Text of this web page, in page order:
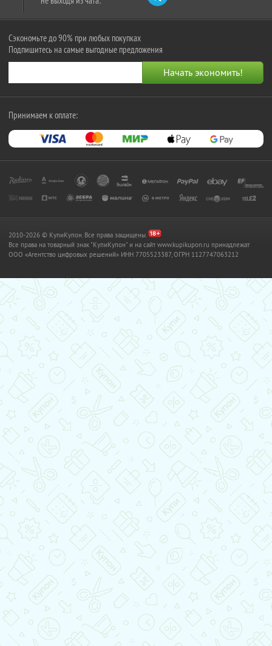
Сэкономьте до 90% при любых покупках
Подпишитесь на самые выгодные предложения
Принимаем к оплате:
2010-2026 © КупиКупон. Все права защищены.
Все права на товарный знак "КупиКупон" и на сайт www.kupikupon.ru принадлежат
OOO «Агентство цифровых решений» ИНН 7705523387, ОГРН 1127747063212